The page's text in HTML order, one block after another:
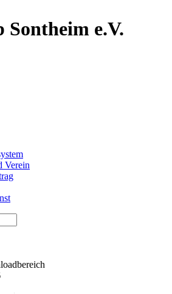
Sontheim e.V.
Verein